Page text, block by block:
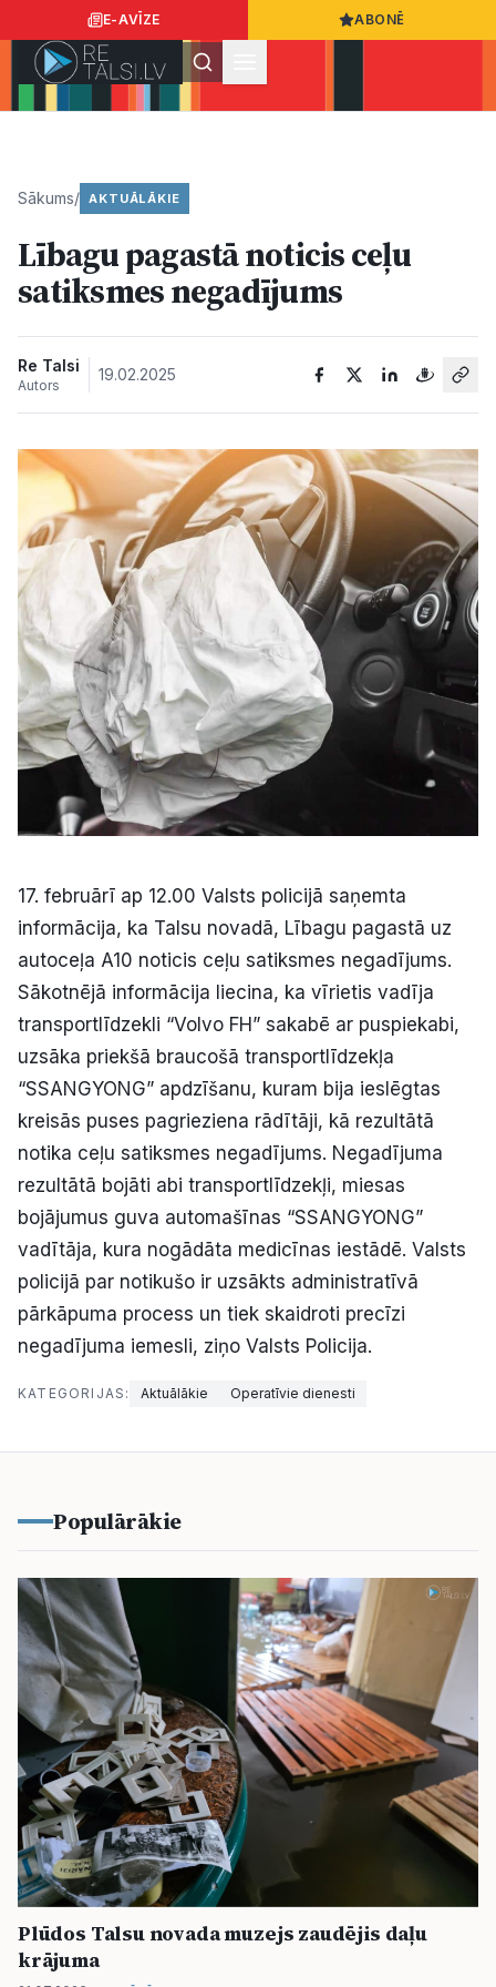
E-AVĪZE ABONĒ
Ziņas
Sports
Kultūra
Bizness
Video
Vieta
Pasākumi
Reklāma
Politiskā reklāma
Par mums
Kontakti
Ziņo redakcijai
Facebook Instagram YouTube
E-avīze Abonē
Sākums/ AKTUĀLĀKIE
Lībagu pagastā noticis ceļu
satiksmes negadījums
Re Talsi
Autors
19.02.2025
17. februārī ap 12.00 Valsts policijā saņemta
informācija, ka Talsu novadā, Lībagu pagastā uz
autoceļa A10 noticis ceļu satiksmes negadījums.
Sākotnējā informācija liecina, ka vīrietis vadīja
transportlīdzekli “Volvo FH” sakabē ar puspiekabi,
uzsāka priekšā braucošā transportlīdzekļa
“SSANGYONG” apdzīšanu, kuram bija ieslēgtas
kreisās puses pagrieziena rādītāji, kā rezultātā
notika ceļu satiksmes negadījums. Negadījuma
rezultātā bojāti abi transportlīdzekļi, miesas
bojājumus guva automašīnas “SSANGYONG”
vadītāja, kura nogādāta medicīnas iestādē. Valsts
policijā par notikušo ir uzsākts administratīvā
pārkāpuma process un tiek skaidroti precīzi
negadījuma iemesli, ziņo Valsts Policija.
KATEGORIJAS: Aktuālākie Operatīvie dienesti
Populārākie
Plūdos Talsu novada muzejs zaudējis daļu
krājuma